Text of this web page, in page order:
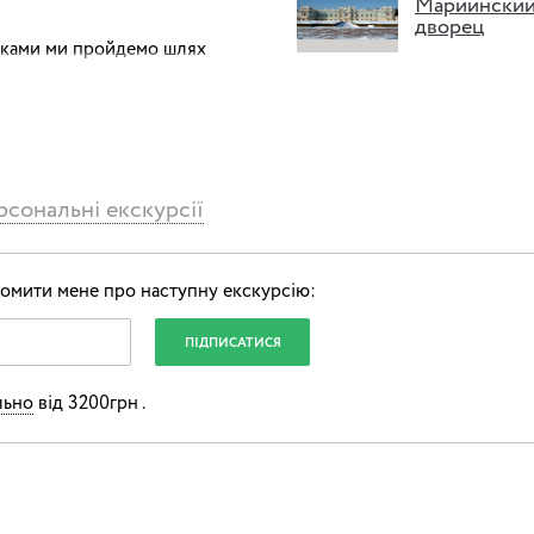
ми пройдемо шлях
та нічними мешканцями.
монеткою заради
дворец
екскурсії
мене про наступну екскурсію:
від 3200грн .